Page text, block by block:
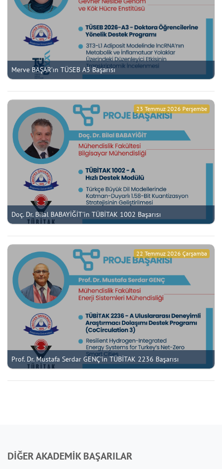
Merve BAŞAR'ın TÜSEB A3 Başarısı
Doç. Dr. Bilal BABAYİĞİT'in TÜBİTAK 1002 Başarısı
23 Temmuz 2026 Perşembe
Prof. Dr. Mustafa Serdar GENÇ'in TÜBİTAK 2236 Başarısı
22 Temmuz 2026 Çarşamba
DİĞER AKADEMİK BAŞARILAR